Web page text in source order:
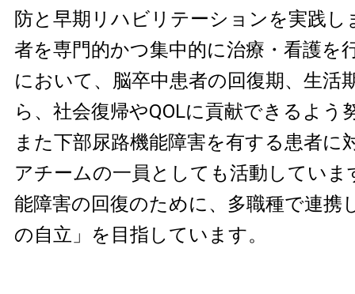
防と早期リハビリテーションを実践し
者を専門的かつ集中的に治療・看護を
において、脳卒中患者の回復期、生活
ら、社会復帰やQOLに貢献できるよう
また下部尿路機能障害を有する患者に
アチームの一員としても活動していま
能障害の回復のために、多職種で連携
の自立」を目指しています。